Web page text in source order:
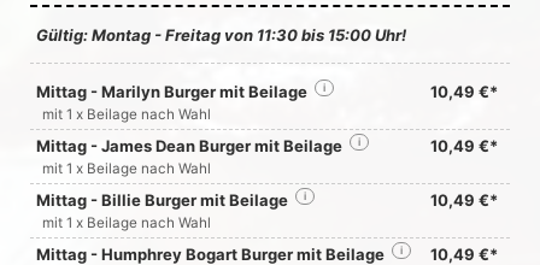
Gültig: Montag - Freitag von 11:30 bis 15:00 Uhr!
Mittag - Marilyn Burger mit Beilage 10,49 €*
i
mit 1 x Beilage nach Wahl
Mittag - James Dean Burger mit Beilage 10,49 €*
i
mit 1 x Beilage nach Wahl
Mittag - Billie Burger mit Beilage 10,49 €*
i
mit 1 x Beilage nach Wahl
Mittag - Humphrey Bogart Burger mit Beilage 10,49 €*
i